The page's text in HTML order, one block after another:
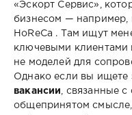
«Эскорт Сервис»,
бизнесом —
HoReCa . Там ищут
ключевыми клиентами
не моделей для
Однако если вы ищете
вакансии
, связанные
общепринятом смысле,